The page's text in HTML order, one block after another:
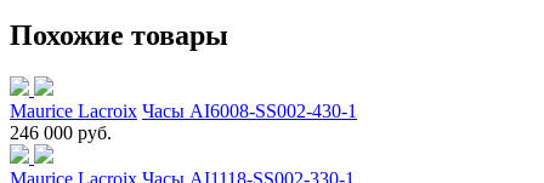
Похожие товары
Maurice Lacroix Часы AI6008-SS002-430-1
246 000 руб.